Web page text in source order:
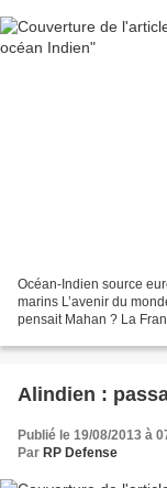
Océan-Indien source
marins L’avenir du
pensait Mahan ? La
Alindien :
Publié le 19/08/2013 à
Par RP Defense